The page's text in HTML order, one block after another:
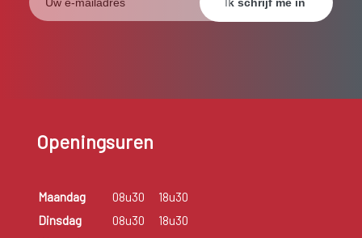
Openingsuren
Maandag 08u30
18u30
Dinsdag
08u30
18u30